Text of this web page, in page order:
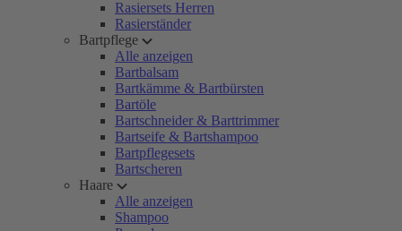
Rasiersets Herren
Rasierständer
Bartpflege
Alle anzeigen
Bartbalsam
Bartkämme & Bartbürsten
Bartöle
Bartschneider & Barttrimmer
Bartseife & Bartshampoo
Bartpflegesets
Bartscheren
Haare
Alle anzeigen
Shampoo